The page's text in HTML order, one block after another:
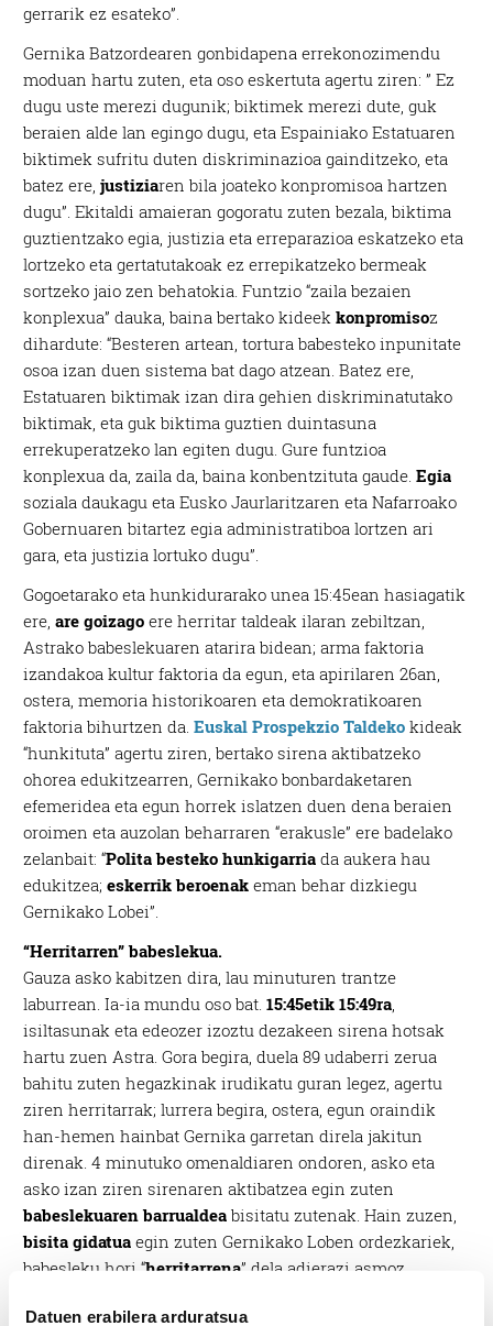
Datuen erabilera arduratsua
gerrarik ez esateko”.
Gernika Batzordearen gonbidapena errekonozimendu
moduan hartu zuten, eta oso eskertuta agertu ziren: ” Ez
dugu uste merezi dugunik; biktimek merezi dute, guk
beraien alde lan egingo dugu, eta Espainiako Estatuaren
biktimek sufritu duten diskriminazioa gainditzeko, eta
batez ere, justiziaren bila joateko konpromisoa hartzen
dugu”. Ekitaldi amaieran gogoratu zuten bezala, biktima
guztientzako egia, justizia eta erreparazioa eskatzeko eta
lortzeko eta gertatutakoak ez errepikatzeko bermeak
sortzeko jaio zen behatokia. Funtzio “zaila bezaien
konplexua” dauka, baina bertako kideekkonpromisoz
dihardute: “Besteren artean, tortura babesteko inpunitate
osoa izan duen sistema bat dago atzean. Batez ere,
Estatuaren biktimak izan dira gehien diskriminatutako
biktimak, eta guk biktima guztien duintasuna
errekuperatzeko lan egiten dugu. Gure funtzioa
konplexua da, zaila da, baina konbentzituta gaude.Egia
soziala daukagu eta Eusko Jaurlaritzaren eta Nafarroako
Gobernuaren bitartez egia administratiboa lortzen ari
gara, eta justizia lortuko dugu”.
Gogoetarako eta hunkidurarako unea 15:45ean hasiagatik
ere,are goizago ere herritar taldeak ilaran zebiltzan,
Astrako babeslekuaren atarira bidean; arma faktoria
izandakoa kultur faktoria da egun, eta apirilaren 26an,
ostera, memoria historikoaren eta demokratikoaren
faktoria bihurtzen da.Euskal Prospekzio Taldeko kideak
“hunkituta” agertu ziren, bertako sirena aktibatzeko
ohorea edukitzearren, Gernikako bonbardaketaren
efemeridea eta egun horrek islatzen duen dena beraien
oroimen eta auzolan beharraren “erakusle” ere badelako
zelanbait: “Polita besteko hunkigarria da aukera hau
edukitzea; eskerrik beroenak eman behar dizkiegu
Gernikako Lobei”.
“Herritarren” babeslekua.
Gauza asko kabitzen dira, lau minuturen trantze
laburrean. Ia-ia mundu oso bat.15:45etik 15:49ra
isiltasunak eta edeozer izoztu dezakeen sirena hotsak
hartu zuen Astra. Gora begira, duela 89 udaberri zerua
bahitu zuten hegazkinak irudikatu guran legez, agertu
ziren herritarrak; lurrera begira, ostera, egun oraindik
han-hemen hainbat Gernika garretan direla jakitun
direnak. 4 minutuko omenaldiaren ondoren, asko eta
asko izan ziren sirenaren aktibatzea egin zuten
babeslekuaren barrualdea bisitatu zutenak. Hain zuzen,
bisita gidatua egin zuten Gernikako Loben ordezkariek,
babesleku hori “herritarrena” dela adierazi asmoz.